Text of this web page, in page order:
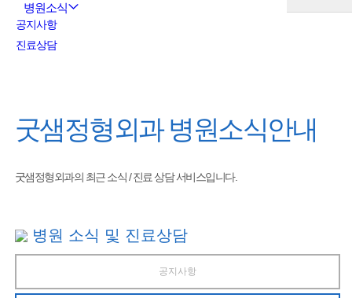
병원소식
공지사항
진료상담
굿샘정형외과병원소식안내
굿샘정형외과의 최근 소식 / 진료 상담 서비스입니다.
병원 소식 및 진료상담
공지사항